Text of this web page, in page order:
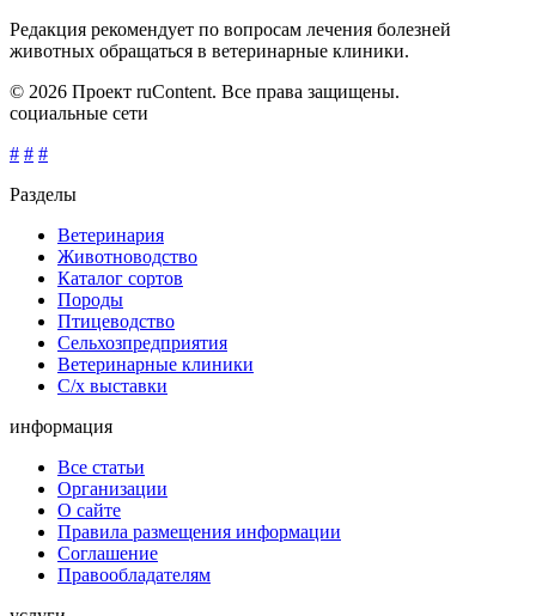
Редакция рекомендует по вопросам лечения болезней
животных обращаться в ветеринарные клиники.
© 2026 Проект ruContent. Все права защищены.
социальные сети
# # #
Разделы
Ветеринария
Животноводство
Каталог сортов
Породы
Птицеводство
Сельхозпредприятия
Ветеринарные клиники
С/х выставки
информация
Все статьи
Организации
О сайте
Правила размещения информации
Соглашение
Правообладателям